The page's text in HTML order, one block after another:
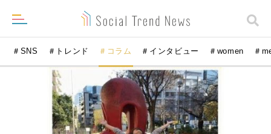
＃SNS ＃トレンド ＃コラム ＃インタビュー ＃women ＃